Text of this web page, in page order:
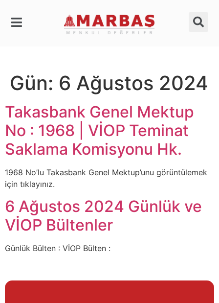
Gün: 6 Ağustos 2024
Takasbank Genel Mektup
No : 1968 | VİOP Teminat
Saklama Komisyonu Hk.
1968 No’lu Takasbank Genel Mektup’unu görüntülemek
için tıklayınız.
6 Ağustos 2024 Günlük ve
VİOP Bültenler
Günlük Bülten : VİOP Bülten :